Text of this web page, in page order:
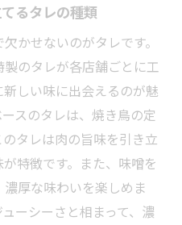
を堪能する方法
ヘルシー料理の紹介
を提供する広島市西区
る焼き鳥メニュー
屋の食事提案
レート料理の魅力
の温かい雰囲気
るタレの種類
かせないのがタレです。
のタレが各店舗ごとに工
しい味に出会えるのが魅
スのタレは、焼き鳥の定
タレは肉の旨味を引き立
特徴です。また、味噌を
厚な味わいを楽しめま
ーシーさと相まって、濃